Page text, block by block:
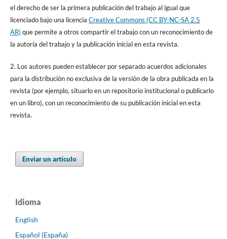
el derecho de ser la primera publicación del trabajo al igual que
licenciado bajo una licencia Creative Commons (CC BY-NC-SA 2.5
AR) que permite a otros compartir el trabajo con un reconocimiento de
la autoría del trabajo y la publicación inicial en esta revista.
2. Los autores pueden establecer por separado acuerdos adicionales
para la distribución no exclusiva de la versión de la obra publicada en la
revista (por ejemplo, situarlo en un repositorio institucional o publicarlo
en un libro), con un reconocimiento de su publicación inicial en esta
revista.
Enviar un artículo
Idioma
English
Español (España)